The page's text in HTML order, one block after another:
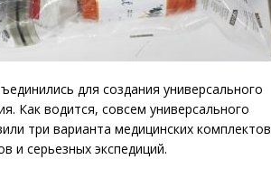
для создания универсального
Как водится, совсем универсального
три варианта медицинских комплектов
и серьезных экспедиций.